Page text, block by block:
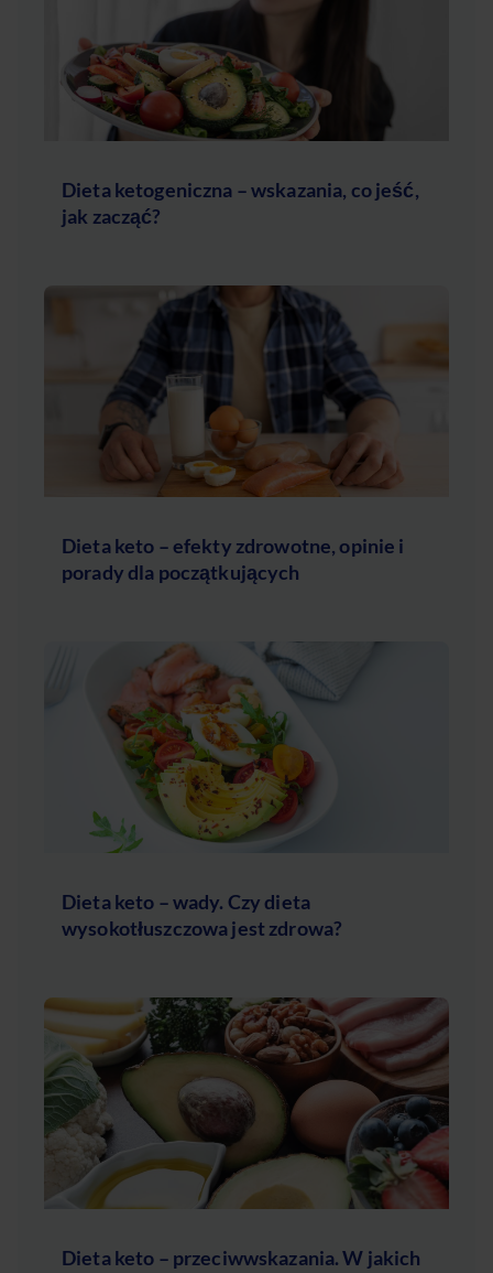
Dieta ketogeniczna – wskazania, co jeść,
jak zacząć?
Dieta keto – efekty zdrowotne, opinie i
porady dla początkujących
Dieta keto – wady. Czy dieta
wysokotłuszczowa jest zdrowa?
Dieta keto – przeciwwskazania. W jakich